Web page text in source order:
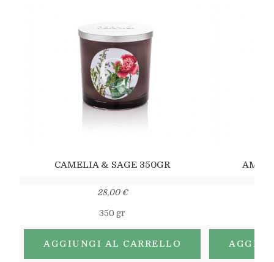
CAMELIA & SAGE 350GR
28,00 €
350 gr
AGGIUNGI AL CARRELLO